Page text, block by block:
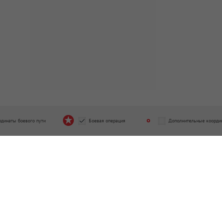
боевого пути Боевая операция Дополнительные